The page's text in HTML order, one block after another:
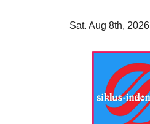
Sat. Aug 8th, 2026